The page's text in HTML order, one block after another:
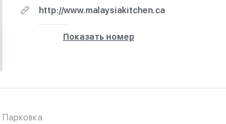
http://www.malaysiakitchen.ca
Показать номер
Парковка